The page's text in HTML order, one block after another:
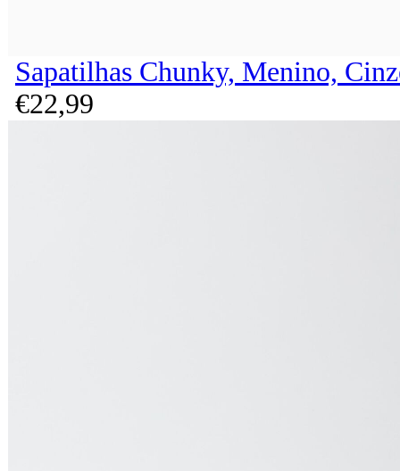
Sapatilhas Chunky, Menino,
€22,99